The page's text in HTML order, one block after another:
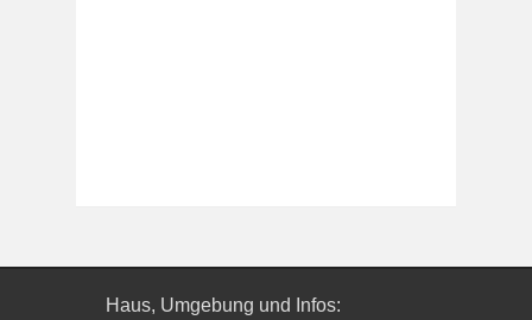
Haus, Umgebung und Infos: